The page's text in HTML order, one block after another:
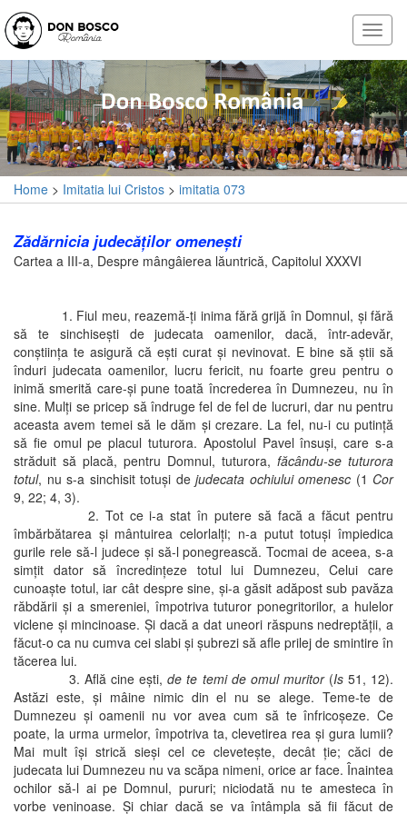
Home > Imitatia lui Cristos > imitatia 073
Zădărnicia judecăţilor omeneşti
Cartea a III-a, Despre mângâierea lăuntrică, Capitolul XXXVI
1. Fiul meu, reazemă-ţi inima fără grijă în Domnul, şi fără
să te sinchiseşti de judecata oamenilor, dacă, într-adevăr,
conştiinţa te asigură că eşti curat şi nevinovat. E bine să ştii să
înduri judecata oamenilor, lucru fericit, nu foarte greu pentru o
inimă smerită care-şi pune toată încrederea în Dumnezeu, nu în
sine. Mulţi se pricep să îndruge fel de fel de lucruri, dar nu pentru
aceasta avem temei să le dăm şi crezare. La fel, nu-i cu putinţă
să fie omul pe placul tuturora. Apostolul Pavel însuşi, care s-a
străduit să placă, pentru Domnul, tuturora, făcându-se tuturora
totul, nu s-a sinchisit totuşi de judecata ochiului omenesc (1 Cor
9, 22; 4, 3).
2. Tot ce i-a stat în putere să facă a făcut pentru
îmbărbătarea şi mântuirea celorlalţi; n-a putut totuşi împiedica
gurile rele să-l judece şi să-l ponegrească. Tocmai de aceea, s-a
simţit dator să încredinţeze totul lui Dumnezeu, Celui care
cunoaşte totul, iar cât despre sine, şi-a găsit adăpost sub pavăza
răbdării şi a smereniei, împotriva tuturor ponegritorilor, a hulelor
viclene şi mincinoase. Şi dacă a dat uneori răspuns nedreptăţii, a
făcut-o ca nu cumva cei slabi şi şubrezi să afle prilej de smintire în
tăcerea lui.
3. Află cine eşti,de te temi de omul muritor(Is 51, 12).
Astăzi este, şi mâine nimic din el nu se alege. Teme-te de
Dumnezeu şi oamenii nu vor avea cum să te înfricoşeze. Ce
poate, la urma urmelor, împotriva ta, clevetirea rea şi gura lumii?
Mai mult îşi strică sieşi cel ce cleveteşte, decât ţie; căci de
judecata lui Dumnezeu nu va scăpa nimeni, orice ar face. Înaintea
ochilor să-l ai pe Domnul, pururi; niciodată nu te amesteca în
vorbe veninoase. Şi chiar dacă se va întâmpla să fii făcut de